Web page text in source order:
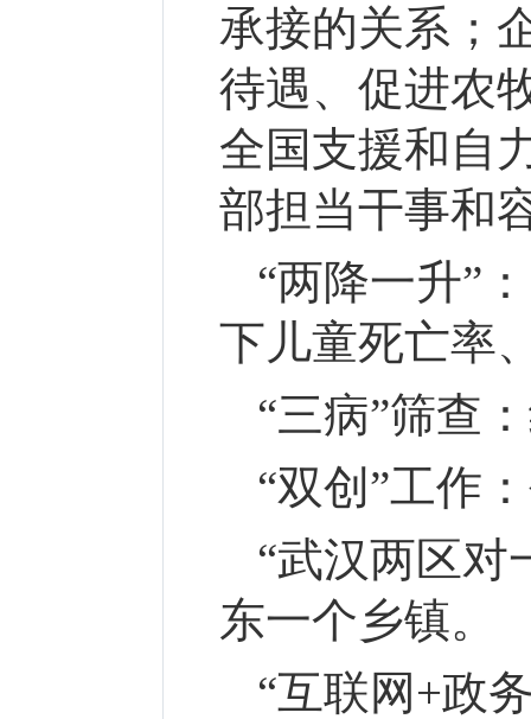
承接的关系；
待遇、促进农
全国支援和自
部担当干事和
“两降一升”：
下儿童死亡率
“三病”筛查：
“双创”工作：
“武汉两区对
东一个乡镇。
“互联网+政